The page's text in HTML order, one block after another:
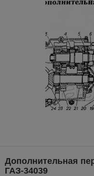
Дополнительная
ГАЗ-34039